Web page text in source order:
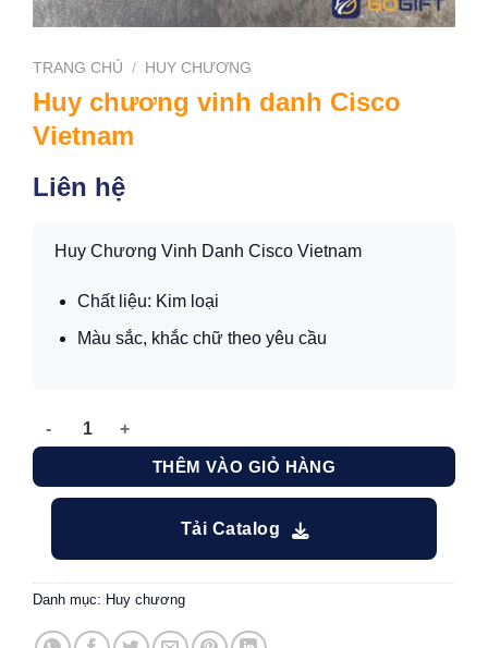
TRANG CHỦ / HUY CHƯƠNG
Huy chương vinh danh Cisco
Vietnam
Liên hệ
Huy Chương Vinh Danh Cisco Vietnam
Chất liệu: Kim loại
Màu sắc, khắc chữ theo yêu cầu
Huy chương vinh danh Cisco Vietnam số lượng
THÊM VÀO GIỎ HÀNG
Tải Catalog
Danh mục: Huy chương